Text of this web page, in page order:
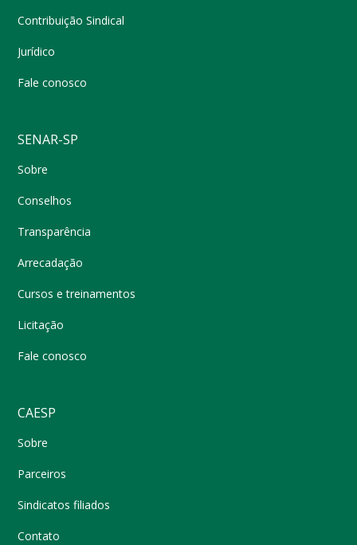
Contribuição Sindical
Jurídico
Fale conosco
SENAR-SP
Sobre
Conselhos
Transparência
Arrecadação
Cursos e treinamentos
Licitação
Fale conosco
CAESP
Sobre
Parceiros
Sindicatos filiados
Contato